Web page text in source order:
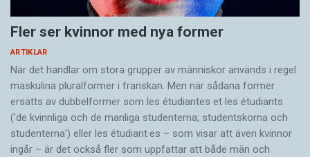
Fler ser kvinnor med nya former
ARTIKLAR
När det handlar om stora grupper av människor används i regel
maskulina pluralformer i franskan. Men när sådana ­former
ersätts av dubbel­former som les étudiantes et les étudiants
(’de kvinnliga och de manliga studenterna; studentskorna och
studenterna’) eller les étudiant·es – som visar att även kvinnor
ingår – är det också fler som uppfattar att både män och